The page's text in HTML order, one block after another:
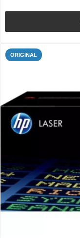
ORIGINAL